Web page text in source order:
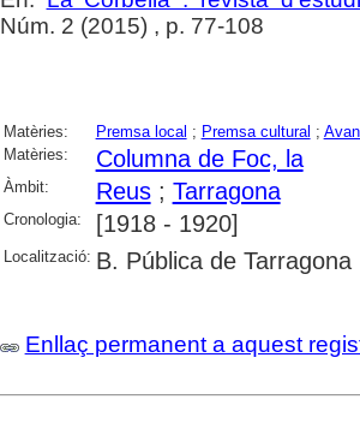
Núm. 2 (2015) , p. 77-108
Matèries: Premsa local ; Premsa cultural ;
Matèries:
Columna de Foc, la
Àmbit: Reus; Tarragona
Cronologia: [1918 - 1920]
Localització: B. Pública de Tarragona
Enllaç permanent a aquest